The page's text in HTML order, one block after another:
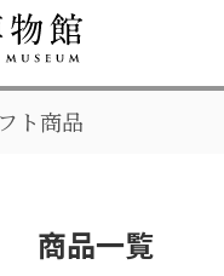
ト商品
商品一覧